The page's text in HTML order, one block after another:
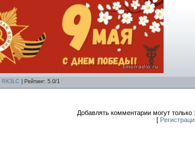
RK3LC Рейтинг: 5.0/1
Добавлять комментарии могут только
[